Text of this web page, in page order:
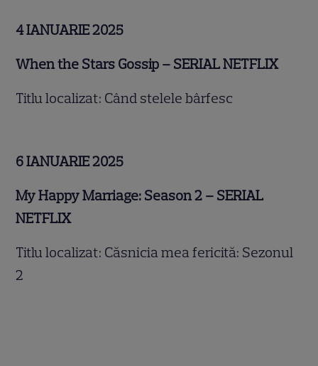
4 IANUARIE 2025
When the Stars Gossip – SERIAL NETFLIX
Titlu localizat: Când stelele bârfesc
6 IANUARIE 2025
My Happy Marriage: Season 2 – SERIAL
NETFLIX
Titlu localizat: Căsnicia mea fericită: Sezonul
2